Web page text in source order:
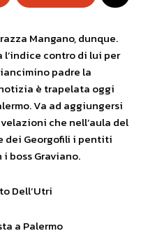
Mangano, dunque.
l’indice contro di lui per
padre la
è trapelata oggi
Va ad aggiungersi
che nell’aula del
dei Georgofili i pentiti
boss Graviano.
Dell’Utri
a Palermo